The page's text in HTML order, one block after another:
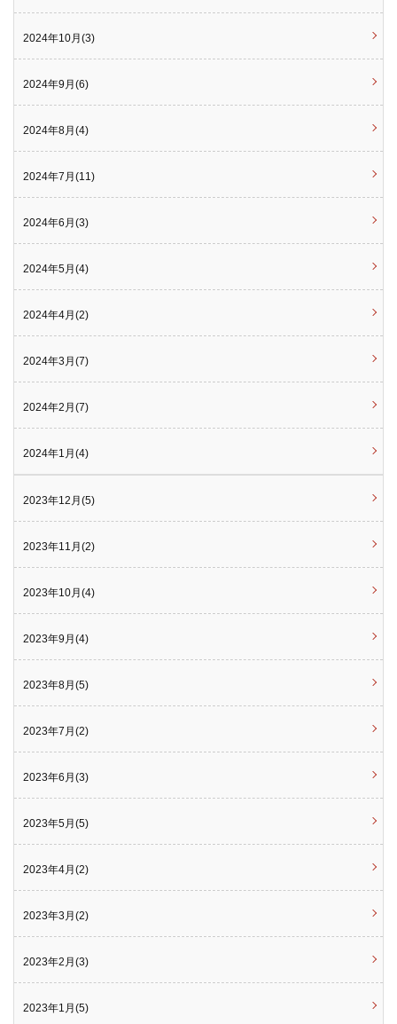
2024年10月(3)
2024年9月(6)
2024年8月(4)
2024年7月(11)
2024年6月(3)
2024年5月(4)
2024年4月(2)
2024年3月(7)
2024年2月(7)
2024年1月(4)
2023年12月(5)
2023年11月(2)
2023年10月(4)
2023年9月(4)
2023年8月(5)
2023年7月(2)
2023年6月(3)
2023年5月(5)
2023年4月(2)
2023年3月(2)
2023年2月(3)
2023年1月(5)